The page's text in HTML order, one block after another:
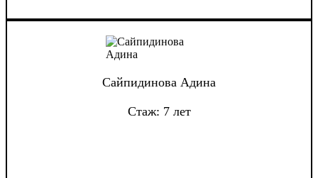
Сайпидинова Адина
Стаж: 7 лет